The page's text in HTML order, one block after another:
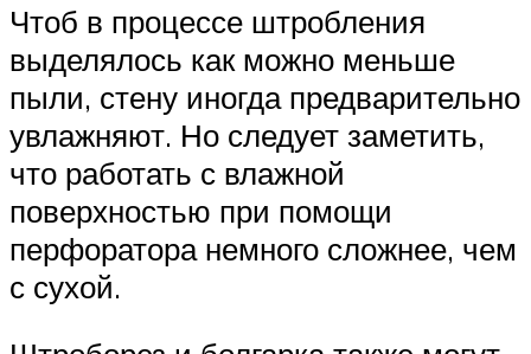
Чтоб в процессе штробления
выделялось как можно меньше
пыли, стену иногда предварительно
увлажняют. Но следует заметить,
что работать с влажной
поверхностью при помощи
перфоратора немного сложнее, чем
с сухой.